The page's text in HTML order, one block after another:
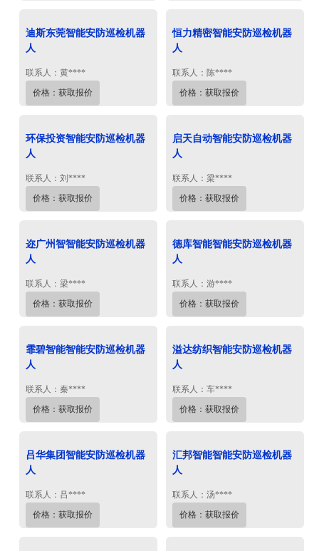
迪斯东莞智能安防巡检机器
人
联系人：黄****
价格：获取报价
恒力精密智能安防巡检机器
人
联系人：陈****
价格：获取报价
环保投资智能安防巡检机器
人
联系人：刘****
价格：获取报价
启天自动智能安防巡检机器
人
联系人：梁****
价格：获取报价
迩广州智智能安防巡检机器
人
联系人：梁****
价格：获取报价
德库智能智能安防巡检机器
人
联系人：游****
价格：获取报价
霏碧智能智能安防巡检机器
人
联系人：秦****
价格：获取报价
溢达纺织智能安防巡检机器
人
联系人：车****
价格：获取报价
吕华集团智能安防巡检机器
人
联系人：吕****
价格：获取报价
汇邦智能智能安防巡检机器
人
联系人：汤****
价格：获取报价